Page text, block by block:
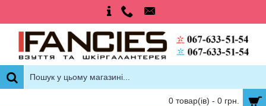
0 товар(ів) - 0 грн.